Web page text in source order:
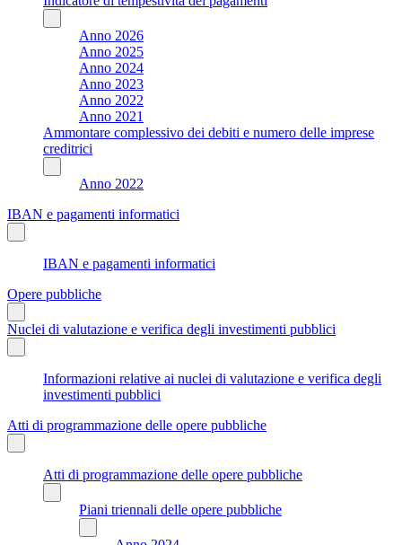
Anno 2026
Anno 2025
Anno 2024
Anno 2023
Anno 2022
Anno 2021
Ammontare complessivo dei debiti e numero delle imprese
creditrici
Anno 2022
IBAN e pagamenti informatici
IBAN e pagamenti informatici
Opere pubbliche
Nuclei di valutazione e verifica degli investimenti pubblici
Informazioni relative ai nuclei di valutazione e verifica degli
investimenti pubblici
Atti di programmazione delle opere pubbliche
Atti di programmazione delle opere pubbliche
Piani triennali delle opere pubbliche